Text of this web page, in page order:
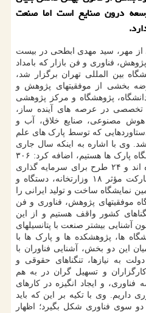
درون صنایع است اما صنعت
از مهر، سید مهدی ابطحی در بیست
فناوری و فن بازار که بامداد
در نمایشگاه بین المللی تهران برگزار شد،
بخشی از موفقیتهای پژوهش و
کشور در بیشتر از ۷۰ دانشگاه، پژوهشگاه و مرکز پژوهشی
قالب ۱۲ پاویون تخصصی در عرصه های آینده ساز،
هوش مصنوعی، صنایع خلاق، آب و
که توسط پارک های علم
وی با اشاره به اینکه سال جاری
شاهد تغییرات اساسی در نمایشگاه پارک ها هستیم، اضافه کرد: ۳۰۶
طرح سرمایه پذیر معرفی شده اند و ۲۴ طرح برای سرمایه گذاری
عرضه می شوند. همینطور مشارکت مؤثر ۱۸ وزارتخانه، دستگاه و
نمایشگاه ساخت و تولید ایرانی را
موفقیتهای پژوهش، فناوری و فن
کشور واقف هستیم و از این
آشنایی بیشتر صنعت با پتانسیلهای
ها، پژوهشکده ها و پارک ها با
این دو بخش، آشنایی فناوران با
به نیازها، تنگناهای حقوقی و
و تسهیل گران در به هم
و ایجاد انگیزه در کارهای
داریم. وی با تکیه بر این که باید
سوی فناوری شکل بگیرد؛ اظهار